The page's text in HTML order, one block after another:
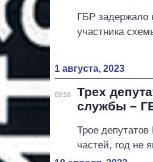
ГБР задержало
участника
1 августа, 2023
09:58
Трех
службы –
Трое
частей, год не